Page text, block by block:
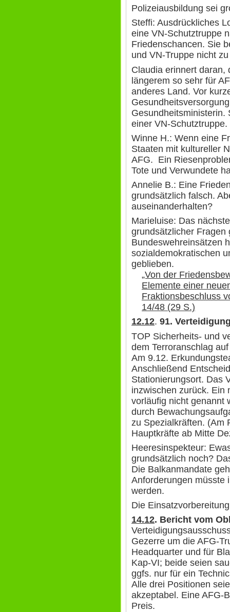
Polizeiausbildung sei
Steffi: Ausdrückliches
eine VN-Schutztruppe
Friedenschancen. Sie
und VN-Truppe nicht
Claudia erinnert daran,
längerem so sehr für
anderes Land. Vor
Gesundheitsministerin.
einer VN-Schutztruppe.
Winne H.: Wenn eine
Staaten mit kultureller
AFG. Ein
Tote und Verwundete
Annelie B.: Eine
grundsätzlich falsch.
auseinanderhalten?
Marieluise: Das
grundsätzlicher Fragen
Bundeswehreinsätzen
sozialdemokratischen
geblieben.
„Von der
Elemente einer
Fraktionsbeschluss
14/48 (29 S.)
12.12. 91.
TOP Sicherheits- und
dem Terroranschlag
Am 9.12.
Anschließend
Stationierungsort. Das
inzwischen zurück. Ein
vorläufig nicht genannt
durch
zu Spezialkräften. (Am
Hauptkräfte ab Mitte
Heeresinspekteur:
grundsätzlich noch?
Die Balkanmandate
Anforderungen müsste
werden.
Die
14.12. Bericht vom
Gezerre um die AFG-
Headquarter und für
Kap-VI; beide seien
ggfs. nur für ein
Alle drei Positionen
akzeptabel. Eine AFG-
Preis.